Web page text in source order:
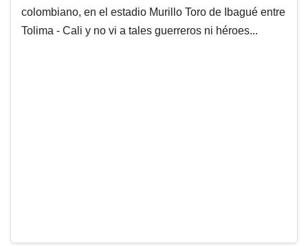
colombiano, en el estadio Murillo Toro de Ibagué entre
Tolima - Cali y no vi a tales guerreros ni héroes...